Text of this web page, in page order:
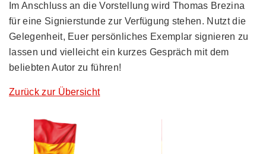
Im Anschluss an die Vorstellung wird Thomas Brezina
für eine Signierstunde zur Verfügung stehen. Nutzt die
Gelegenheit, Euer persönliches Exemplar signieren zu
lassen und vielleicht ein kurzes Gespräch mit dem
beliebten Autor zu führen!
Zurück zur Übersicht